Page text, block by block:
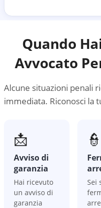
Quando
Avvocato
Alcune situazioni penali
immediata. Riconosci la
📩
Avviso di
garanzia
Hai ricevuto
un avviso di
garanzia
👮
Sei